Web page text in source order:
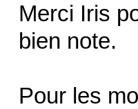
Merci Iris
bien note.
Pour les